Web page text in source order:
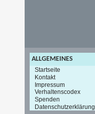
ALLGEMEINES
Startseite
Kontakt
Impressum
Verhaltenscodex
Spenden
Datenschutzerklärung